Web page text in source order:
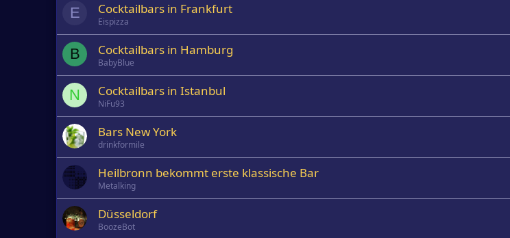
E Cocktailbars in Frankfurt
Eispizza
B Cocktailbars in Hamburg
BabyBlue
N Cocktailbars in Istanbul
NiFu93
Bars New York
drinkformile
Heilbronn bekommt erste klassische Bar
Metalking
Düsseldorf
BoozeBot